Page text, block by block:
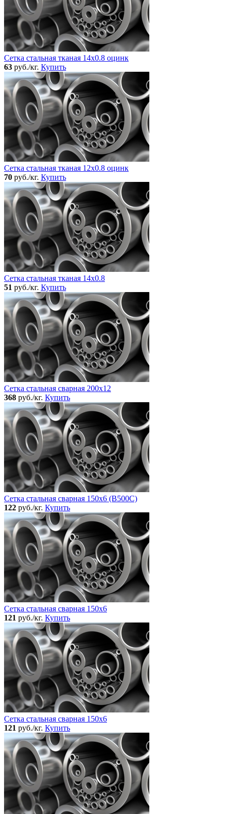
Сетка стальная тканая 14x0.8 оцинк
63 руб./кг. Купить
Сетка стальная тканая 12x0.8 оцинк
70 руб./кг. Купить
Сетка стальная тканая 14x0.8
51 руб./кг. Купить
Сетка стальная сварная 200x12
368 руб./кг. Купить
Сетка стальная сварная 150x6 (В500С)
122 руб./кг. Купить
Сетка стальная сварная 150x6
121 руб./кг. Купить
Сетка стальная сварная 150x6
121 руб./кг. Купить